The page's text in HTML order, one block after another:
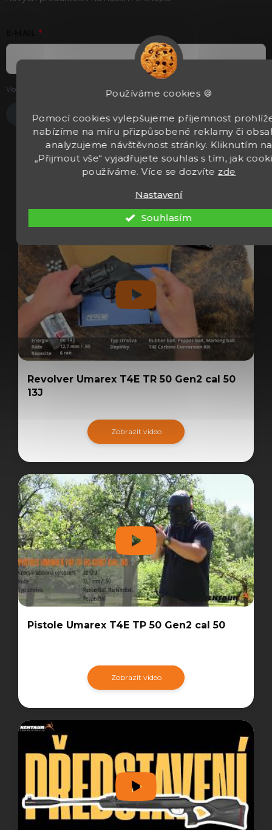
Používáme cookies 🍪
Pomocí cookies vylepšujeme příjemnost
nabízíme na míru přizpůsobené reklamy či
analyzujeme návštěvnost stránky. Kliknutím na
„Přijmout vše“ vyjadřujete souhlas s tím, jak
používáme. Více se dozvíte zde
Nastavení
Souhlasím
Vložením e-mailu souhlasíte s podmínkami ochrany osobních údajů
Přihlásit se
Revolver Umarex T4E TR 50 Gen2 cal 50
13J
Zobrazit video
Pistole Umarex T4E TP 50 Gen2 cal 50
Zobrazit video